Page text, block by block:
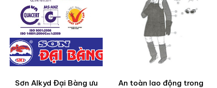
Sơn Alkyd Đại Bàng ưu
An toàn lao động trong